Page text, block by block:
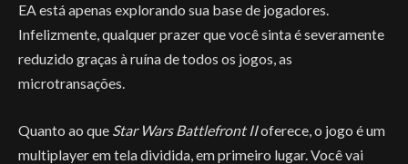
EA está apenas explorando sua base de jogadores.
Infelizmente, qualquer prazer que você sinta é severamente
reduzido graças à ruína de todos os jogos, as
microtransações.
Quanto ao que Star Wars Battlefront IIoferece, o jogo é um
multiplayer em tela dividida, em primeiro lugar. Você vai